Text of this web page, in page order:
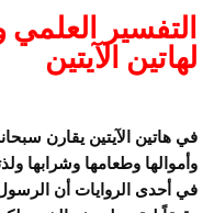
التفسير العلمي
لهاتين الآيتين
في هاتين الآيتين يقارن
وأموالها وطعامها وشرابها
في أحدى الروايات أن